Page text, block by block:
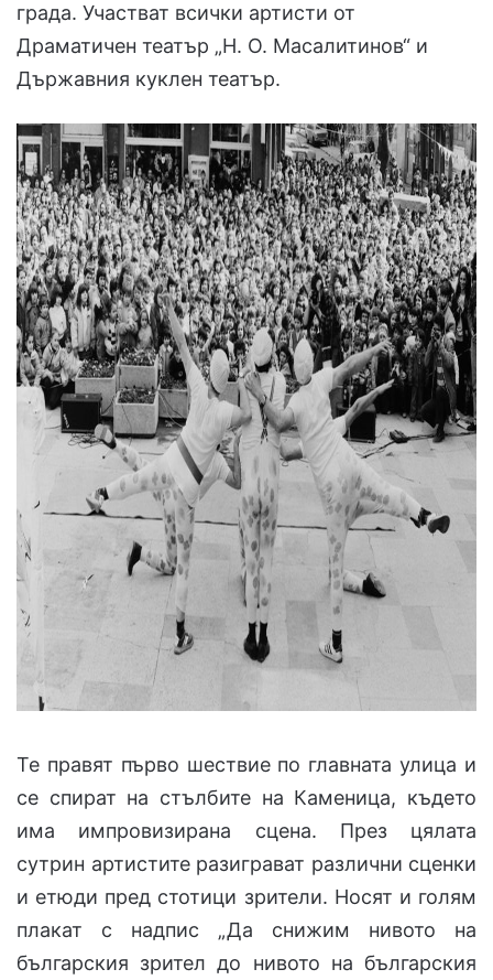
града. Участват всички артисти от
Драматичен театър „Н. О. Масалитинов“ и
Държавния куклен театър.
Те правят първо шествие по главната улица и
се спират на стълбите на Каменица, където
има импровизирана сцена. През цялата
сутрин артистите разиграват различни сценки
и етюди пред стотици зрители. Носят и голям
плакат с надпис „Да снижим нивото на
българския зрител до нивото на българския